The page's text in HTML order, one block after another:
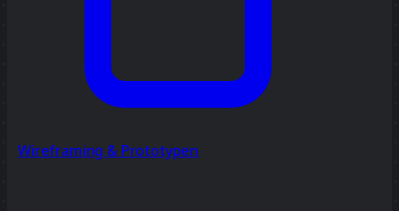
Wireframing & Prototypen